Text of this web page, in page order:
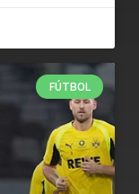
FÚTBOL